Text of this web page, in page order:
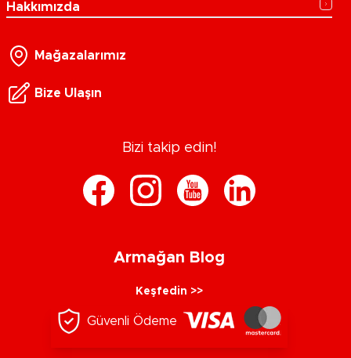
Hakkımızda
Mağazalarımız
Bize Ulaşın
Bizi takip edin!
Armağan Blog
Keşfedin >>
Güvenli Ödeme